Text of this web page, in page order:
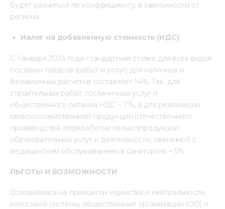
будет разниться по коэффициенту, в зависимости от
региона.
Налог на добавленную стоимость (НДС)
С 1 января 2024 года стандартная ставка для всех видов
поставки товаров (работ и услуг) для наличных и
безналичных расчётов составляет 14%. Так, для
строительных работ, гостиничных услуг и
общественного питания НДС – 7%, а для реализации
сельскохозяйственной продукции отечественного
производства, переработки сельхозпродукции,
образовательных услуг и деятельности, связанной с
медицинским обслуживанием в санаториях – 5%.
ЛЬГОТЫ И ВОЗМОЖНОСТИ
Основываясь на принципах единства и нейтральности
налоговой системы, общественные организации (ОО) и